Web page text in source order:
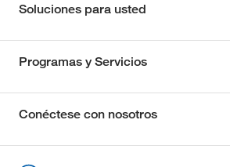
Soluciones para usted
Programas y Servicios
Conéctese con nosotros